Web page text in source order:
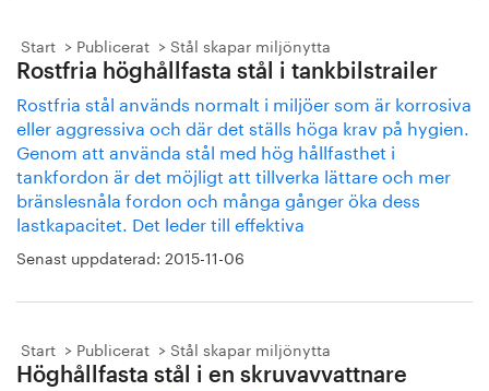
Start Publicerat Stål skapar miljönytta
Rostfria höghållfasta stål i tankbilstrailer
Rostfria stål används normalt i miljöer som är korrosiva
eller aggressiva och där det ställs höga krav på hygien.
Genom att använda stål med hög hållfasthet i
tankfordon är det möjligt att tillverka lättare och mer
bränslesnåla fordon och många gånger öka dess
lastkapacitet. Det leder till effektiva
Senast uppdaterad: 2015-11-06
Start Publicerat Stål skapar miljönytta
Höghållfasta stål i en skruvavvattnare